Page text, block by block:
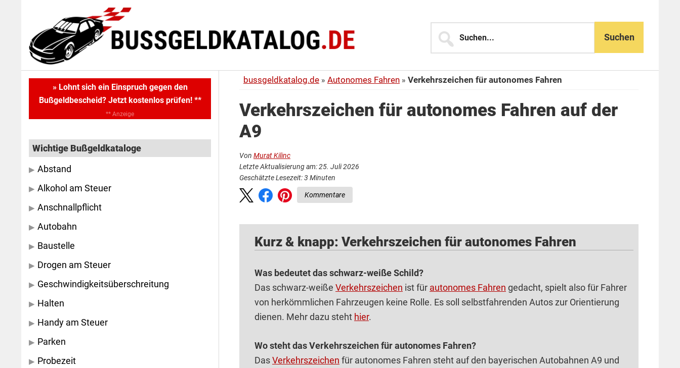
content
sidebar
bussgeldkatalog.de Autonomes Fahren Verkehrszeichen für autonomes Fahren
Verkehrszeichen für autonomes Fahren auf der
A9
Von Murat Kilinc
Letzte Aktualisierung am: 25. Juli 2026
Geschätzte Lesezeit:3 Minuten
Kommentare
Kurz & knapp: Verkehrszeichen für autonomes Fahren
Was bedeutet das schwarz-weiße Schild?
Das schwarz-weiße Verkehrszeichen ist für autonomes Fahren gedacht, spielt also für Fahrer
von herkömmlichen Fahrzeugen keine Rolle. Es soll selbstfahrenden Autos zur Orientierung
dienen. Mehr dazu steht hier.
Wo steht das Verkehrszeichen für autonomes Fahren?
DasVerkehrszeichen für autonomes Fahren steht auf den bayerischen Autobahnen A9 und
Primary
Sidebar
» Lohnt sich ein Einspruch gegen den
Bußgeldbescheid? Jetzt kostenlos prüfen! **
** Anzeige
Wichtige Bußgeldkataloge
Abstand
Alkohol am Steuer
Anschnallpflicht
Autobahn
Baustelle
Drogen am Steuer
Geschwindigkeitsüberschreitung
Halten
Handy am Steuer
Parken
Probezeit